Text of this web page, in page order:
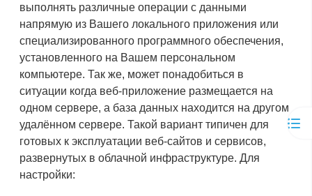
выполнять различные операции с данными
напрямую из Вашего локального приложения или
специализированного программного обеспечения,
установленного на Вашем персональном
компьютере. Так же, может понадобиться в
ситуации когда веб-приложение размещается на
одном сервере, а база данных находится на другом
удалённом сервере. Такой вариант типичен для
готовых к эксплуатации веб-сайтов и сервисов,
развернутых в облачной инфраструктуре. Для
настройки: